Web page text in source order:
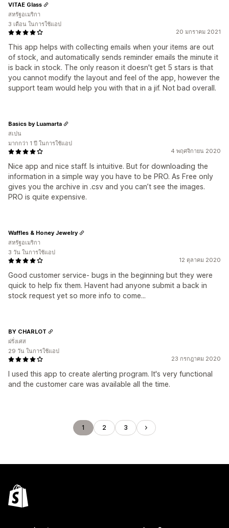
20 มกราคม 2021
This app helps with collecting emails when your items are out
of stock, and automatically sends reminder emails the minute it
is back in stock. The only reason it doesn't get 5 stars is that
you cannot modify the layout and feel of the app, however the
support team would help you with that in a jif. Not bad overall.
VITAE Glass
สหรัฐอเมริกา
3 เดือน ในการใช้แอป
4 พฤศจิกายน 2020
Nice app and nice staff. Is intuitive. But for downloading the
information in a simple way you have to be PRO. As Free only
gives you the archive in .csv and you can’t see the images.
PRO is quite expensive.
Basics by Luamarta
สเปน
มากกว่า 1 ปี ในการใช้แอป
12 ตุลาคม 2020
Good customer service- bugs in the beginning but they were
quick to help fix them. Havent had anyone submit a back in
stock request yet so more info to come...
Waffles & Honey Jewelry
สหรัฐอเมริกา
3 วัน ในการใช้แอป
23 กรกฎาคม 2020
I used this app to create alerting program. It's very functional
and the customer care was available all the time.
BY CHARLOT
ฝรั่งเศส
29 วัน ในการใช้แอป
1 2 3